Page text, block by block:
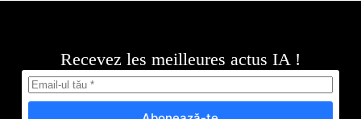
Recevez les meilleures actus IA !